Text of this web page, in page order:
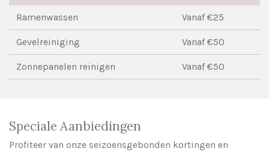
Ramenwassen Vanaf €25
Gevelreiniging Vanaf €50
Zonnepanelen reinigen Vanaf €50
Speciale Aanbiedingen
Profiteer van onze seizoensgebonden kortingen en